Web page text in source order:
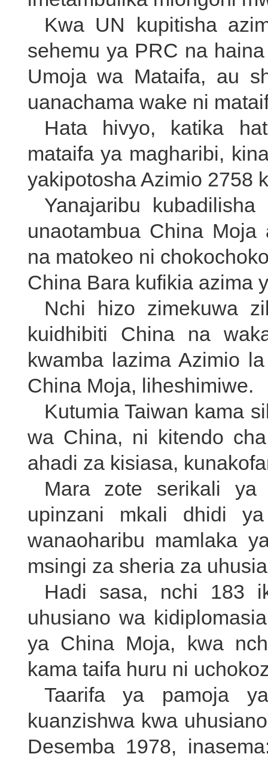
Kwa UN kupitisha
sehemu ya PRC na
Umoja wa Mataifa, au
uanachama wake ni
Hata hivyo, katika
mataifa ya magharibi,
yakipotosha Azimio 2758
Yanajaribu
unaotambua China Moja
na matokeo ni
China Bara kufikia azima
Nchi hizo zimekuwa
kuidhibiti China na
kwamba lazima Azimio
China Moja, liheshimiwe.
Kutumia Taiwan kama
wa China, ni kitendo
ahadi za kisiasa,
Mara zote serikali ya
upinzani mkali dhidi
wanaoharibu mamlaka
msingi za sheria za
Hadi sasa, nchi 183
uhusiano wa
ya China Moja, kwa
kama taifa huru ni
Taarifa ya pamoja
kuanzishwa kwa
Desemba 1978,